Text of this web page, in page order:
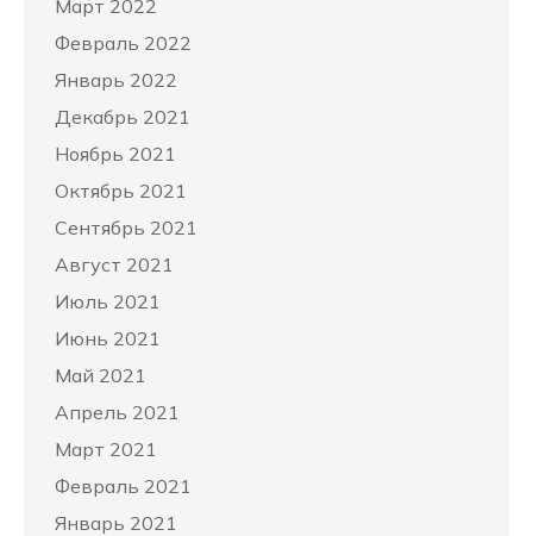
Март 2022
Февраль 2022
Январь 2022
Декабрь 2021
Ноябрь 2021
Октябрь 2021
Сентябрь 2021
Август 2021
Июль 2021
Июнь 2021
Май 2021
Апрель 2021
Март 2021
Февраль 2021
Январь 2021